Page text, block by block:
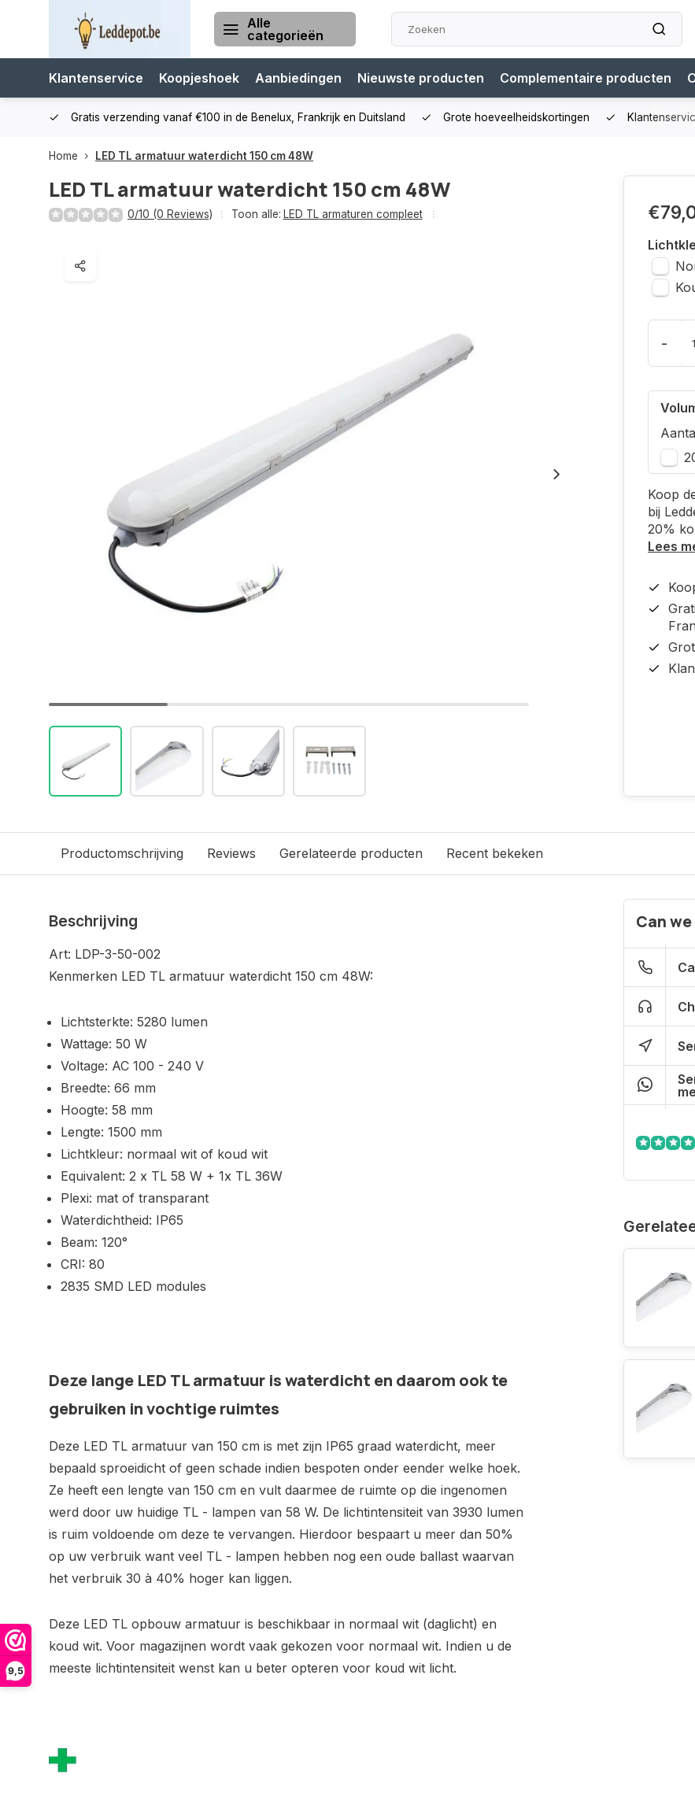
9,5
Alle
categorieën
Klantenservice Koopjeshoek Aanbiedingen Nieuwste producten Complementaire producten
Gratis verzending vanaf €100 in de Benelux, Frankrijk en Duitsland Grote hoeveelheidskortingen
Home LED TL armatuur waterdicht 150 cm 48W
LED TL armatuur waterdicht 150 cm 48W
0/10 (0 Reviews) Toon alle: LED TL armaturen compleet
-
Koop
bij
20%
Lees
Productomschrijving Reviews Gerelateerde producten Recent bekeken
Beschrijving
Art: LDP-3-50-002
Kenmerken LED TL armatuur waterdicht 150 cm 48W:
Lichtsterkte: 5280 lumen
Wattage: 50 W
Voltage: AC 100 - 240 V
Breedte: 66 mm
Hoogte: 58 mm
Lengte: 1500 mm
Lichtkleur: normaal wit of koud wit
Equivalent: 2 x TL 58 W + 1x TL 36W
Plexi: mat of transparant
Waterdichtheid: IP65
Beam: 120°
CRI: 80
2835 SMD LED modules
Deze lange LED TL armatuur is waterdicht en daarom ook te
gebruiken in vochtige ruimtes
Deze LED TL armatuur van 150 cm is met zijn IP65 graad waterdicht, meer
bepaald sproeidicht of geen schade indien bespoten onder eender welke hoek.
Ze heeft een lengte van 150 cm en vult daarmee de ruimte op die ingenomen
werd door uw huidige TL - lampen van 58 W. De lichtintensiteit van 3930 lumen
is ruim voldoende om deze te vervangen. Hierdoor bespaart u meer dan 50%
op uw verbruik want veel TL - lampen hebben nog een oude ballast waarvan
het verbruik 30 à 40% hoger kan liggen.
Deze LED TL opbouw armatuur is beschikbaar in normaal wit (daglicht) en
koud wit. Voor magazijnen wordt vaak gekozen voor normaal wit. Indien u de
meeste lichtintensiteit wenst kan u beter opteren voor koud wit licht.
Can